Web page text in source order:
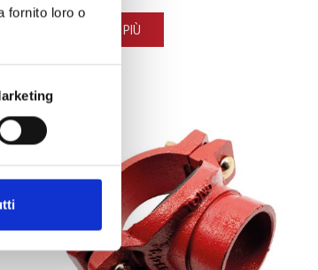
fornito loro o
SCOPRI DI PIÙ
SFUSO